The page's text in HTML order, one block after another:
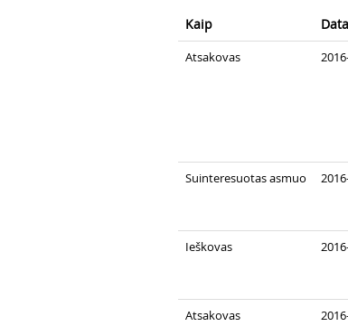
Kaip Data
Atsakovas
Suinteresuotas asmuo
Ieškovas
Atsakovas